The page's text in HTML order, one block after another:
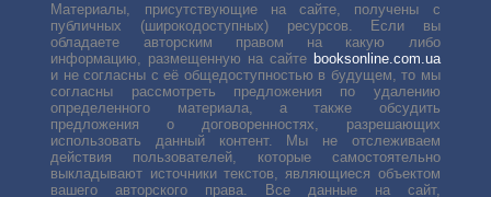
Материалы, присутствующие на сайте, получены с
публичных (широкодоступных) ресурсов. Если вы
обладаете авторским правом на какую либо
информацию, размещенную на сайте booksonline.com.ua
и не согласны с её общедоступностью в будущем, то мы
согласны рассмотреть предложения по удалению
определенного материала, а также обсудить
предложения о договоренностях, разрешающих
использовать данный контент. Мы не отслеживаем
действия пользователей, которые самостоятельно
выкладывают источники текстов, являющиеся объектом
вашего авторского права. Все данные на сайт,